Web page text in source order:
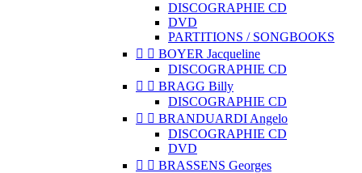
DISCOGRAPHIE CD
DVD
PARTITIONS / SONGBOOKS
  BOYER Jacqueline
DISCOGRAPHIE CD
  BRAGG Billy
DISCOGRAPHIE CD
  BRANDUARDI Angelo
DISCOGRAPHIE CD
DVD
  BRASSENS Georges